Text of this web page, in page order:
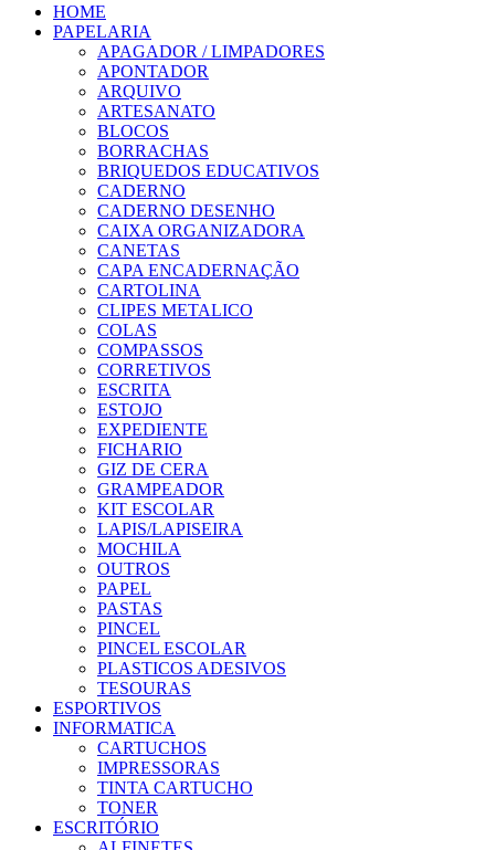
HOME
PAPELARIA
APAGADOR / LIMPADORES
APONTADOR
ARQUIVO
ARTESANATO
BLOCOS
BORRACHAS
BRIQUEDOS EDUCATIVOS
CADERNO
CADERNO DESENHO
CAIXA ORGANIZADORA
CANETAS
CAPA ENCADERNAÇÃO
CARTOLINA
CLIPES METALICO
COLAS
COMPASSOS
CORRETIVOS
ESCRITA
ESTOJO
EXPEDIENTE
FICHARIO
GIZ DE CERA
GRAMPEADOR
KIT ESCOLAR
LAPIS/LAPISEIRA
MOCHILA
OUTROS
PAPEL
PASTAS
PINCEL
PINCEL ESCOLAR
PLASTICOS ADESIVOS
TESOURAS
ESPORTIVOS
INFORMATICA
CARTUCHOS
IMPRESSORAS
TINTA CARTUCHO
TONER
ESCRITÓRIO